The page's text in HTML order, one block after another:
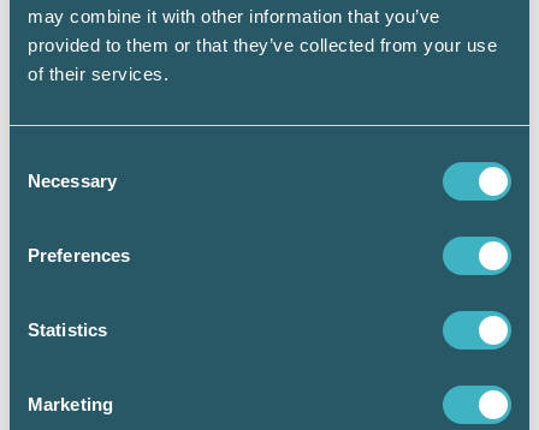
may combine it with other information that you’ve
provided to them or that they’ve collected from your use
of their services.
Selection
Necessary
Preferences
Statistics
Marketing
Kistamässan i samband med mässan Ekonomi & Företag.
Tiden är 10.00 – 12.00 och platsen är sal E4.
mässa och kongressmiddag >>